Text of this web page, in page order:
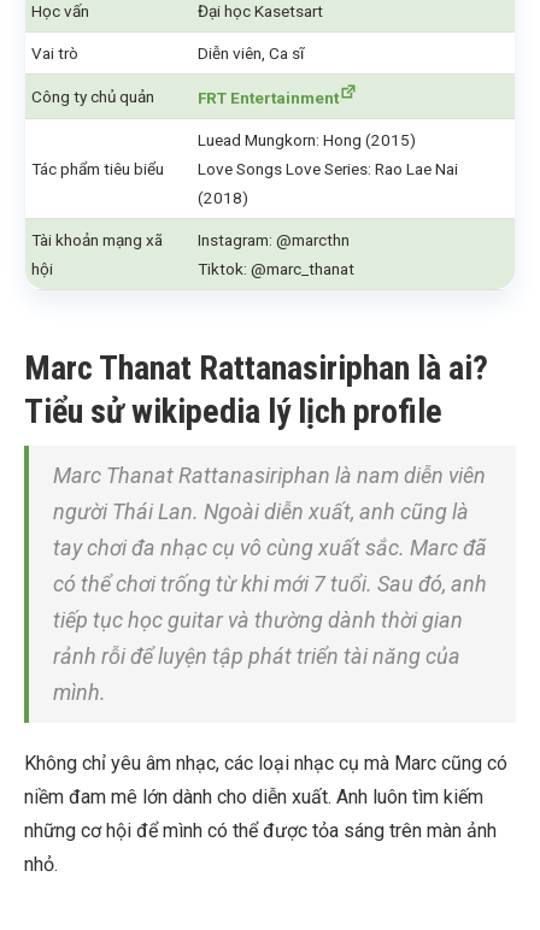
Học vấn Đại học Kasetsart
Vai trò Diễn viên, Ca sĩ
Công ty chủ quản FRT Entertainment
Tác phẩm tiêu biểu
Luead Mungkorn: Hong (2015)
Love Songs Love Series: Rao Lae Nai
(2018)
Tài khoản mạng xã
hội
Instagram: @marcthn
Tiktok: @marc_thanat
Marc Thanat Rattanasiriphan là ai?
Tiểu sử wikipedia lý lịch profile
Marc Thanat Rattanasiriphan là nam diễn viên
người Thái Lan. Ngoài diễn xuất, anh cũng là
tay chơi đa nhạc cụ vô cùng xuất sắc. Marc đã
có thể chơi trống từ khi mới 7 tuổi. Sau đó, anh
tiếp tục học guitar và thường dành thời gian
rảnh rỗi để luyện tập phát triển tài năng của
mình.
Không chỉ yêu âm nhạc, các loại nhạc cụ mà Marc cũng có
niềm đam mê lớn dành cho diễn xuất. Anh luôn tìm kiếm
những cơ hội để mình có thể được tỏa sáng trên màn ảnh
nhỏ.